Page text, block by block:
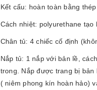
Kết cấu: hoàn toàn bằng
Cách nhiệt: polyurethane
Chân tủ: 4 chiếc cố định
Nắp tủ: 1 nắp với bản lề,
trong. Nắp được trang bị
( niêm phong kín hoàn hảo)